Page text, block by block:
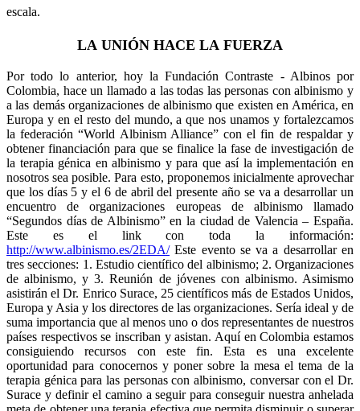
escala.
LA UNIÓN HACE LA FUERZA
Por todo lo anterior, hoy la Fundación Contraste - Albinos por
Colombia, hace un llamado a las todas las personas con albinismo y
a las demás organizaciones de albinismo que existen en América, en
Europa y en el resto del mundo, a que nos unamos y fortalezcamos
la federación “World Albinism Alliance” con el fin de respaldar y
obtener financiación para que se finalice la fase de investigación de
la terapia génica en albinismo y para que así la implementación en
nosotros sea posible. Para esto, proponemos inicialmente aprovechar
que los días 5 y el 6 de abril del presente año se va a desarrollar un
encuentro de organizaciones europeas de albinismo llamado
“Segundos días de Albinismo” en la ciudad de Valencia – España.
Este es el link con toda la información:
http://www.albinismo.es/2EDA/Este evento se va a desarrollar en
tres secciones: 1. Estudio científico del albinismo; 2. Organizaciones
de albinismo, y 3. Reunión de jóvenes con albinismo. Asimismo
asistirán el Dr. Enrico Surace, 25 científicos más de Estados Unidos,
Europa y Asia y los directores de las organizaciones. Sería ideal y de
suma importancia que al menos uno o dos representantes de nuestros
países respectivos se inscriban y asistan. Aquí en Colombia estamos
consiguiendo recursos con este fin. Esta es una excelente
oportunidad para conocernos y poner sobre la mesa el tema de la
terapia génica para las personas con albinismo, conversar con el Dr.
Surace y definir el camino a seguir para conseguir nuestra anhelada